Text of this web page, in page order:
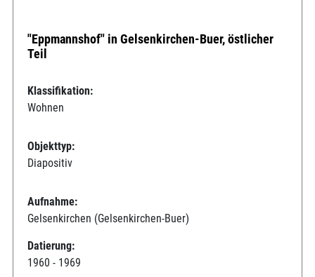
"Eppmannshof" in Gelsenkirchen-Buer, östlicher
Teil
Klassifikation:
Wohnen
Objekttyp:
Diapositiv
Aufnahme:
Gelsenkirchen (Gelsenkirchen-Buer)
Datierung:
1960 - 1969